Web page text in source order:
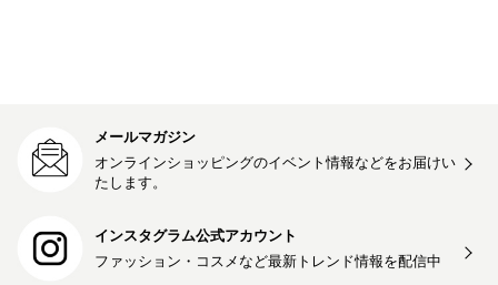
メールマガジン
オンラインショッピングのイベント情報などをお届けい
たします。
インスタグラム公式アカウント
ファッション・コスメなど最新トレンド情報を配信中